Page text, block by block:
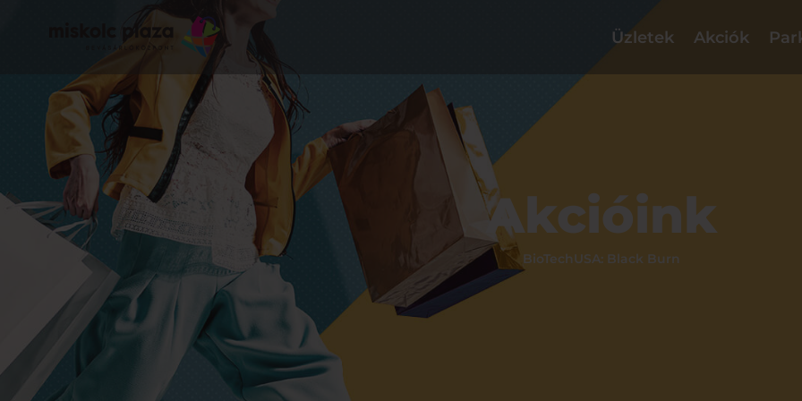
Üzletek Akciók
Akcióink
BioTechUSA: Black Burn